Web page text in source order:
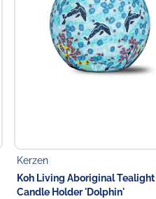
Kerzen
Koh Living Aboriginal Tealight
Candle Holder 'Dolphin'